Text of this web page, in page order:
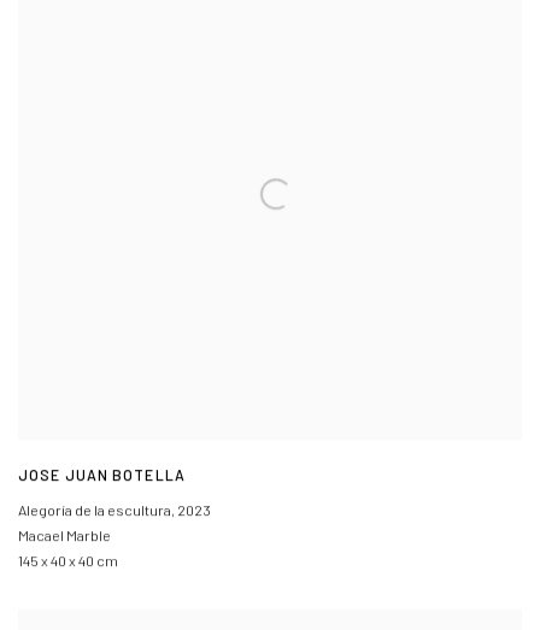
JOSE JUAN BOTELLA
Alegoría de la escultura, 2023
Macael Marble
145 x 40 x 40 cm